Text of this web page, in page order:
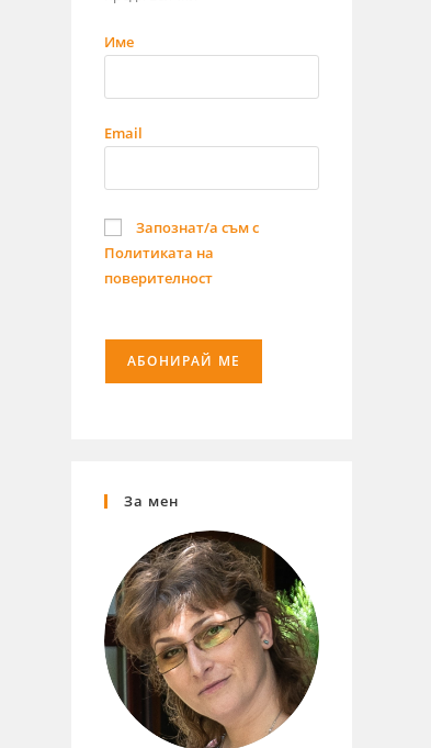
Име
Email
Запознат/а съм с
Политиката на
поверителност
За мен